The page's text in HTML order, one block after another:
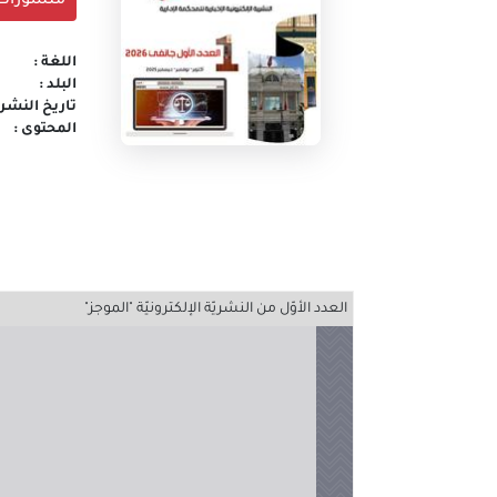
اللغة :
البلد :
تاريخ
المحتوى :
العدد الأوّل من النشريّة الإلكترونيّة "الموجز"